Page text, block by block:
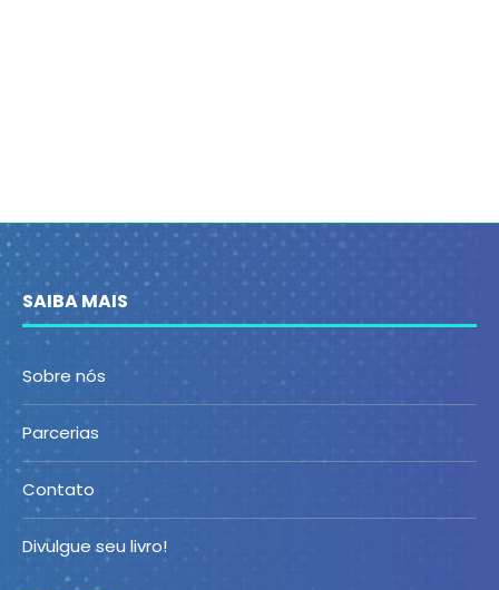
SAIBA MAIS
Sobre nós
Parcerias
Contato
Divulgue seu livro!